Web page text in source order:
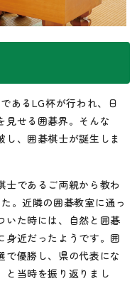
あるLG杯が行われ、日
見せる囲碁界。そんな
、囲碁棋士が誕生しま
士であるご両親から教わ
。近隣の囲碁教室に通っ
いた時には、自然と囲碁
身近だったようです。囲
で優勝し、県の代表にな
と当時を振り返りまし